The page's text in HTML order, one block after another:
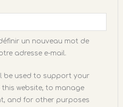
un nouveau mot de
adresse e-mail.
be used to support your
website, to manage
and for other purposes